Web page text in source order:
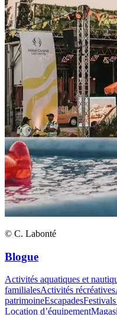
© C. Labonté
Blogue
Activités aquatiques et
familialesActivités récréatives
patrimoineEscapades
Location d’équipement